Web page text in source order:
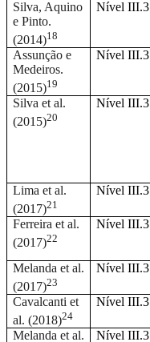
Silva, Aquino
e Pinto.
(2014)18
Nível III.3
Assunção e
Medeiros.
(2015)19
Nível III.3
Silva et al.
(2015)20
Nível III.3
Lima et al.
(2017)21
Nível III.3
Ferreira et al.
(2017)22
Nível III.3
Melanda et al.
(2017)23
Nível III.3
Cavalcanti et
al. (2018)24
Nível III.3
Melanda et al.
Nível III.3